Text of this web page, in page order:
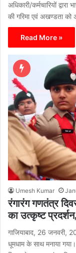
अधिकारी/कर्मचारियों
की गरिमा एवं अखण्डता
Read More »
Umesh Kumar
रंगारंग गणतंत्र
का उत्कृष्ट
गाजियाबाद, 26 जनवरी,
धूमधाम के साथ मनाया गया।